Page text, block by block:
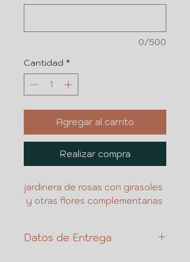
0/500
Cantidad *
Agregar al carrito
Realizar compra
jardinera de rosas con girasoles
y otras flores complementarias
Datos de Entrega